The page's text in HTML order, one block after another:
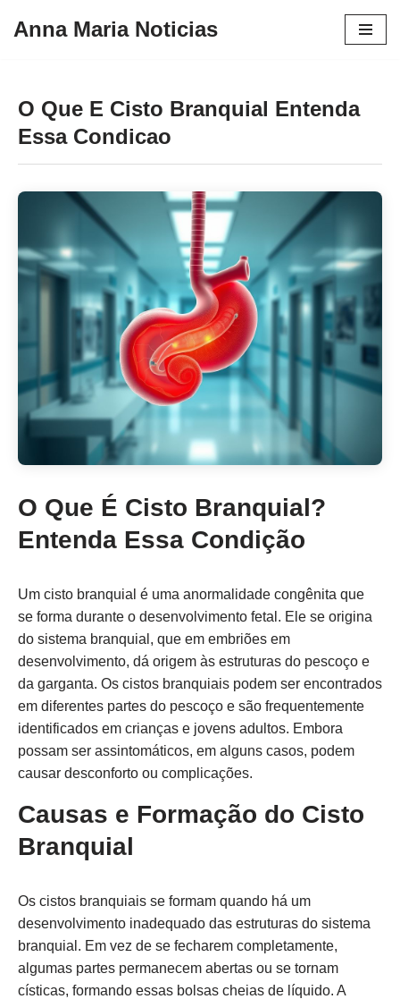
conteúdo
Anna Maria Noticias
O Que E Cisto Branquial Entenda
Essa Condicao
O Que É Cisto Branquial?
Entenda Essa Condição
Um cisto branquial é uma anormalidade congênita que
se forma durante o desenvolvimento fetal. Ele se origina
do sistema branquial, que em embriões em
desenvolvimento, dá origem às estruturas do pescoço e
da garganta. Os cistos branquiais podem ser encontrados
em diferentes partes do pescoço e são frequentemente
identificados em crianças e jovens adultos. Embora
possam ser assintomáticos, em alguns casos, podem
causar desconforto ou complicações.
Causas e Formação do Cisto
Branquial
Os cistos branquiais se formam quando há um
desenvolvimento inadequado das estruturas do sistema
branquial. Em vez de se fecharem completamente,
algumas partes permanecem abertas ou se tornam
císticas, formando essas bolsas cheias de líquido. A